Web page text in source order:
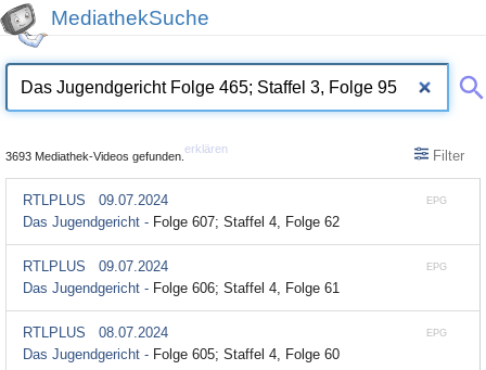
MediathekSuche
3693 Mediathek-Videos gefunden.
erklären Filter
EPG
RTLPLUS
09.07.2024
Das Jugendgericht - Folge 607; Staffel 4, Folge 62
EPG
RTLPLUS
09.07.2024
Das Jugendgericht - Folge 606; Staffel 4, Folge 61
EPG
RTLPLUS
08.07.2024
Das Jugendgericht - Folge 605; Staffel 4, Folge 60